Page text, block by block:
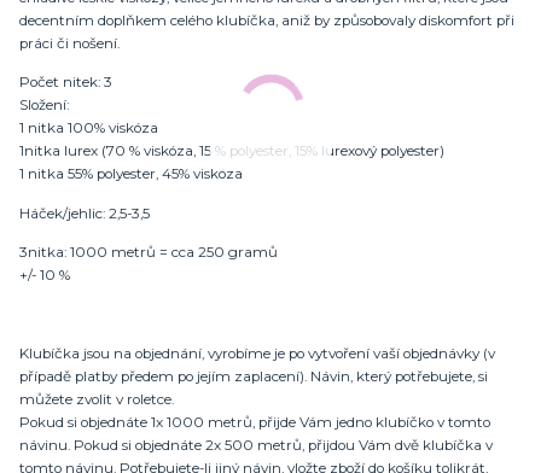
decentním doplňkem celého klubíčka, aniž by způsobovaly diskomfort při
práci či nošení.
Počet nitek: 3
Složení:
1 nitka 100% viskóza
1nitka lurex (70 % viskóza, 15 % polyester, 15% lurexový polyester)
1 nitka 55% polyester, 45% viskóza
Háček/jehlic: 2,5-3,5
3nitka: 1000 metrů = cca 250 gramů
+/- 10 %
Klubíčka jsou na objednání, vyrobíme je po vytvoření vaší objednávky (v
případě platby předem po jejím zaplacení). Návin, který potřebujete, si
můžete zvolit v roletce.
Pokud si objednáte 1x 1000 metrů, přijde Vám jedno klubíčko v tomto
návinu. Pokud si objednáte 2x 500 metrů, přijdou Vám dvě klubíčka v
tomto návinu. Potřebujete-li jiný návin, vložte zboží do košíku tolikrát,